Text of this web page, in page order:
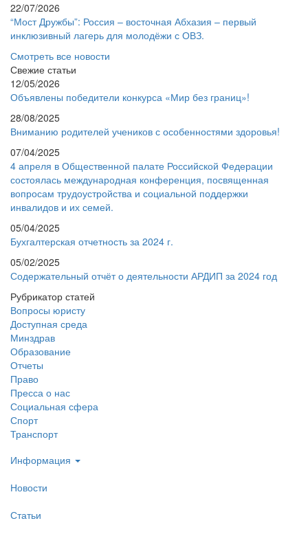
22/07/2026
“Мост Дружбы”: Россия – восточная Абхазия – первый
инклюзивный лагерь для молодёжи с ОВЗ.
Смотреть все новости
Свежие статьи
12/05/2026
Объявлены победители конкурса «Мир без границ»!
28/08/2025
Вниманию родителей учеников с особенностями здоровья!
07/04/2025
4 апреля в Общественной палате Российской Федерации
состоялась международная конференция, посвященная
вопросам трудоустройства и социальной поддержки
инвалидов и их семей.
05/04/2025
Бухгалтерская отчетность за 2024 г.
05/02/2025
Содержательный отчёт о деятельности АРДИП за 2024 год
Рубрикатор статей
Вопросы юристу
Доступная среда
Минздрав
Образование
Отчеты
Право
Пресса о нас
Социальная сфера
Спорт
Транспорт
Информация
Новости
Статьи